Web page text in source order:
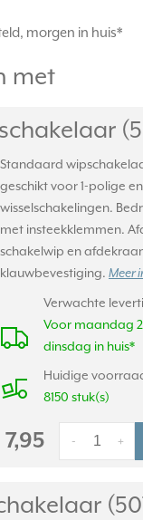
morgen in huis*
met
Standaard
geschikt voor 1-polige en
wisselschakelingen.
met insteekklemmen.
schakelwip en
klauwbevestiging. Meer
Verwachte
Voor maandag
dinsdag in huis*
Huidige
8150 stuk(s)
7,95 +
-